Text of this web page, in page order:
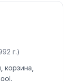
г.)
корзина,